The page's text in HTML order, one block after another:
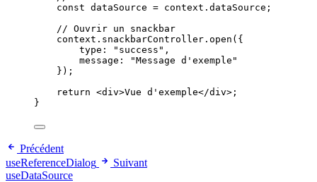
const dataSource = context.dataSource;
// Ouvrir un snackbar
context.snackbarController. open ({
type:
"success" ,
message:
"Message d'exemple"
});
return <div>Vue d'exemple</div>;
}
Précédent
useReferenceDialog
Suivant
useDataSource